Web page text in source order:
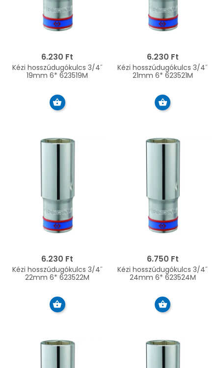
6.230 Ft
Kézi hosszúdugókulcs 3/4˝
19mm 6* 623519M
6.230 Ft
Kézi hosszúdugókulcs 3/4˝
21mm 6* 623521M
6.230 Ft
Kézi hosszúdugókulcs 3/4˝
22mm 6* 623522M
6.750 Ft
Kézi hosszúdugókulcs 3/4˝
24mm 6* 623524M